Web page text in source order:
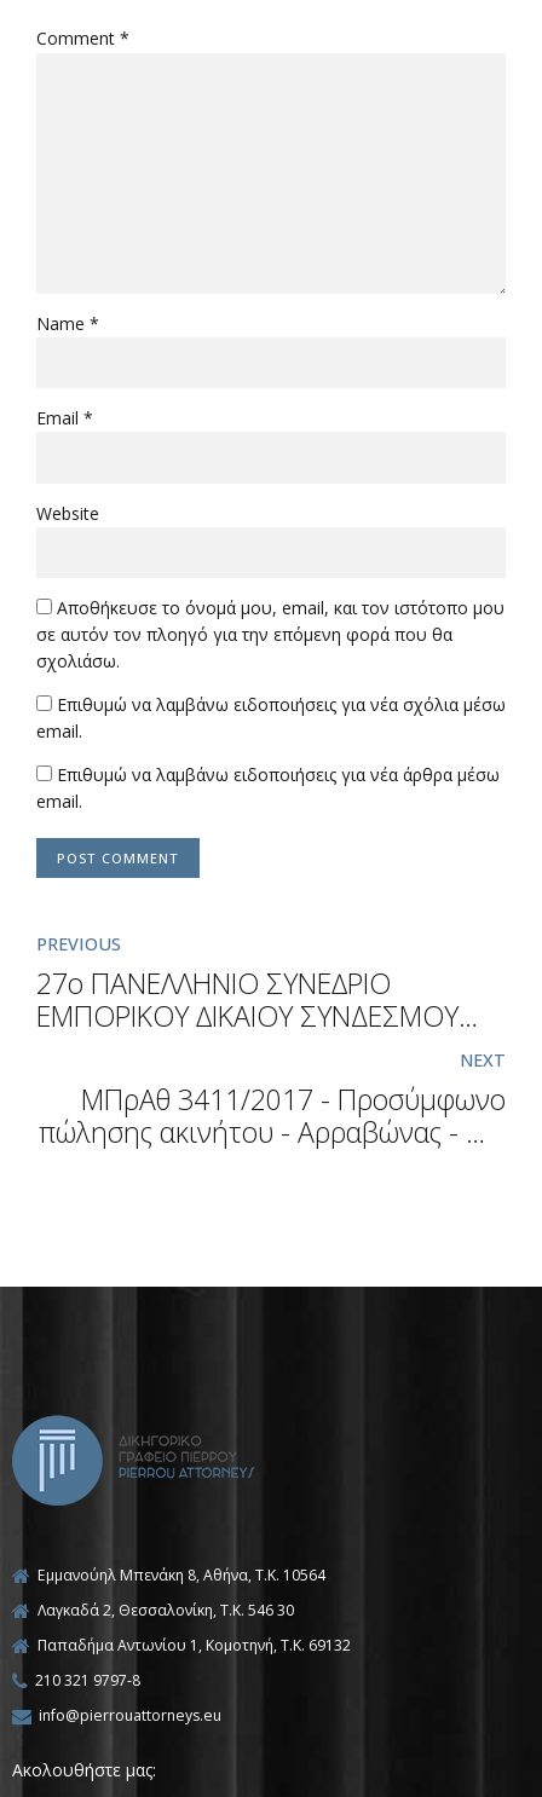
Comment *
Name *
Email *
Website
Αποθήκευσε το όνομά μου, email, και τον ιστότοπο μου
σε αυτόν τον πλοηγό για την επόμενη φορά που θα
σχολιάσω.
Επιθυμώ να λαμβάνω ειδοποιήσεις για νέα σχόλια μέσω
email.
Επιθυμώ να λαμβάνω ειδοποιήσεις για νέα άρθρα μέσω
email.
POST COMMENT
PREVIOUS
27ο ΠΑΝΕΛΛΗΝΙΟ ΣΥΝΕ∆ΡΙΟ
ΕΜΠΟΡΙΚΟΥ ∆ΙΚΑΙΟΥ ΣΥΝΔΕΣΜΟΥ
NEXT
ΜΠρΑθ 3411/2017 - Προσύμφωνο
πώλησης ακινήτου - Αρραβώνας - Μη
Εμμανούηλ Μπενάκη 8, Αθήνα, Τ.Κ. 10564
Λαγκαδά 2, Θεσσαλονίκη, T.K. 546 30
Παπαδήμα Αντωνίου 1, Κομοτηνή, T.K. 69132
210 321 9797-8
info@pierrouattorneys.eu
Ακολουθήστε μας: